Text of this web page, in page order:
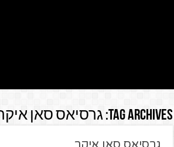
Tag Archives: גרסיאס סאן